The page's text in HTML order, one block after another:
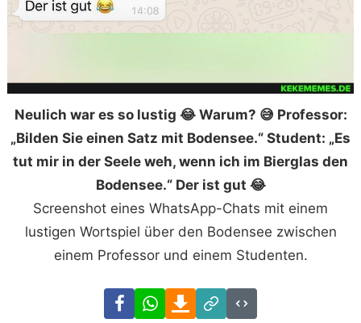
Neulich war es so lustig 😂 Warum? 😅 Professor:
„Bilden Sie einen Satz mit Bodensee.“ Student: „Es
tut mir in der Seele weh, wenn ich im Bierglas den
Bodensee.“ Der ist gut 😂
Screenshot eines WhatsApp-Chats mit einem
lustigen Wortspiel über den Bodensee zwischen
einem Professor und einem Studenten.
FacebookWhatsAppDownload
Link
Code